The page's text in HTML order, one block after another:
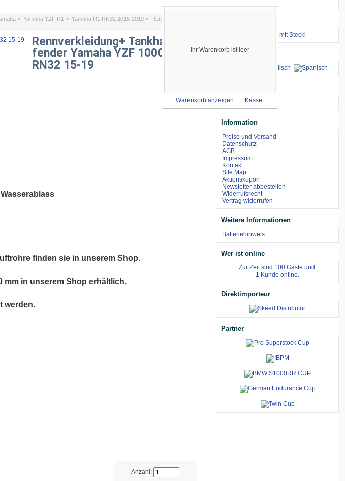
Ihr Warenkorb ist leer
Warenkorb anzeigen Kasse
>Yamaha YZF R1 >Yamaha R1 RN32 2015-2019 > Rennverkleidung+
Rennverkleidung+ Tankhaube+
fender Yamaha YZF 1000 R1
RN32 15-19
finden sie in unserem Shop.
mm in unserem Shop erhältlich.
werden.
Anzahl:
⇒ zum Renntraining mit Stecki
Sprachen
Information
Preise und Versand
Datenschutz
AGB
Impressum
Kontakt
Site Map
Aktionskupon
Newsletter abbestellen
Widerrufsrecht
Vertrag widerrufen
Weitere Informationen
Batteriehinweis
Wer ist online
Zur Zeit sind 100 Gäste und
1 Kunde online.
Direktimporteur
Partner